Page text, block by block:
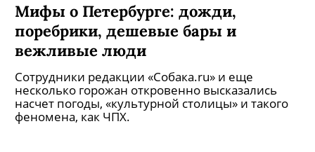
Мифы о Петербурге: дожди,
поребрики, дешевые бары и
вежливые люди
Сотрудники редакции «Cобака.ru» и еще
несколько горожан откровенно высказались
насчет погоды, «культурной столицы» и такого
феномена, как ЧПХ.